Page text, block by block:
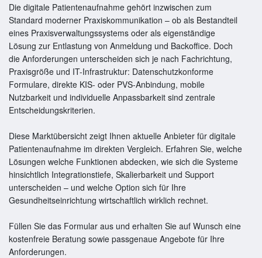
Die digitale Patientenaufnahme gehört inzwischen zum
Standard moderner Praxiskommunikation – ob als Bestandteil
eines Praxisverwaltungssystems oder als eigenständige
Lösung zur Entlastung von Anmeldung und Backoffice. Doch
die Anforderungen unterscheiden sich je nach Fachrichtung,
Praxisgröße und IT-Infrastruktur: Datenschutzkonforme
Formulare, direkte KIS- oder PVS-Anbindung, mobile
Nutzbarkeit und individuelle Anpassbarkeit sind zentrale
Entscheidungskriterien.
Diese Marktübersicht zeigt Ihnen aktuelle Anbieter für digitale
Patientenaufnahme im direkten Vergleich. Erfahren Sie, welche
Lösungen welche Funktionen abdecken, wie sich die Systeme
hinsichtlich Integrationstiefe, Skalierbarkeit und Support
unterscheiden – und welche Option sich für Ihre
Gesundheitseinrichtung wirtschaftlich wirklich rechnet.
Füllen Sie das Formular aus und erhalten Sie auf Wunsch eine
kostenfreie Beratung sowie passgenaue Angebote für Ihre
Anforderungen.